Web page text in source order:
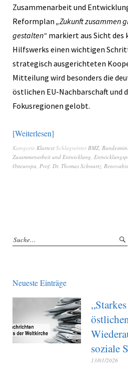
Zusammenarbeit und
Reformplan „Zukunft zusammen
gestalten“ markiert aus Sicht
Hilfswerks einen wichtigen
strategisch ausgerichteten
Mitteilung wird besonders die
östlichen EU-Nachbarschaft und
Fokusregionen gelobt.
Weiterlesen
Kategorie Klartext SchlagwörterBMZ,
Zusammenarbeit und Entwicklung,
Osteuropa, Prof. Dr. Thomas Schwartz, Renovabis
Neueste Einträge
soziale
13/01/2026